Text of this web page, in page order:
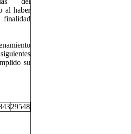
al haber
su
29548